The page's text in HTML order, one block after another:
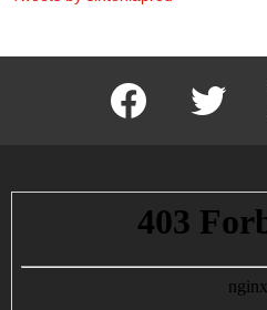
facebook twitter